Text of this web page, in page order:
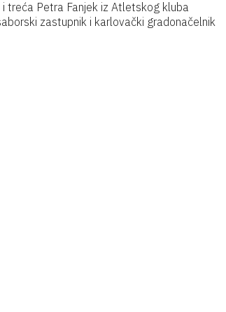
treća Petra Fanjek iz Atletskog kluba
zastupnik i karlovački gradonačelnik